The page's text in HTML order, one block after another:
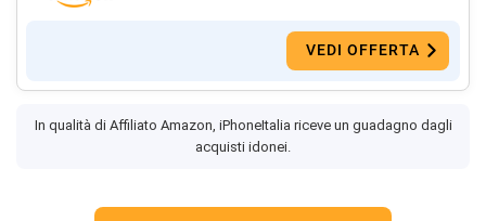
VEDI OFFERTA
In qualità di Affiliato Amazon, iPhoneItalia riceve un guadagno dagli
acquisti idonei.